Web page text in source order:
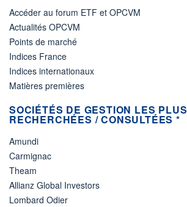
Accéder au forum ETF et OPCVM
Actualités OPCVM
Points de marché
Indices France
Indices internationaux
Matières premières
SOCIÉTÉS DE GESTION LES PLUS
RECHERCHÉES / CONSULTÉES *
Amundi
Carmignac
Theam
Allianz Global Investors
Lombard Odier